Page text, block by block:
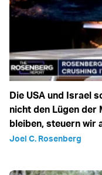
Die USA und Israel
nicht den Lügen der
bleiben, steuern wir
Joel C. Rosenberg